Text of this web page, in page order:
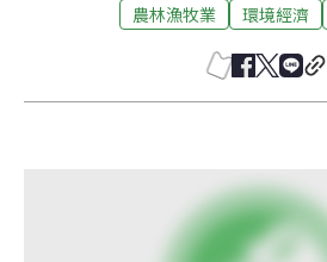
農林漁牧業
環境經濟